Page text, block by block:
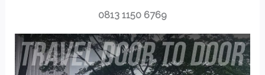
0813 1150 6769